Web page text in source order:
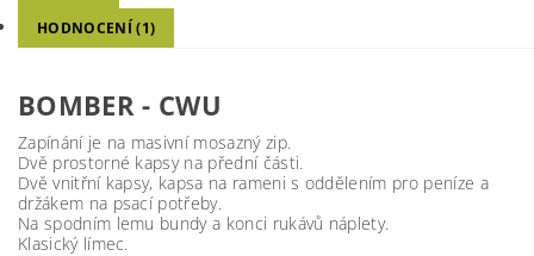
HODNOCENÍ (1)
BOMBER - CWU
Zapínání je na masivní mosazný zip.
Dvě prostorné kapsy na přední části.
Dvě vnitřní kapsy, kapsa na rameni s oddělením pro peníze a
držákem na psací potřeby.
Na spodním lemu bundy a konci rukávů náplety.
Klasický límec.